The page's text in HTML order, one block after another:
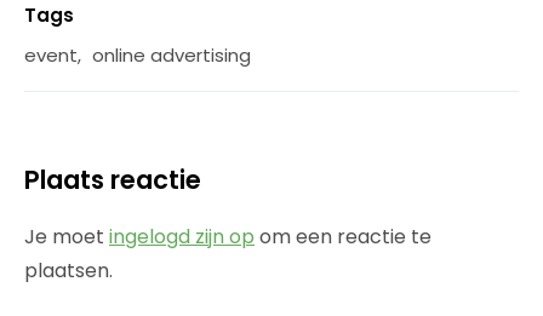
Tags
event, online advertising
Plaats reactie
Je moet ingelogd zijn op om een reactie te
plaatsen.